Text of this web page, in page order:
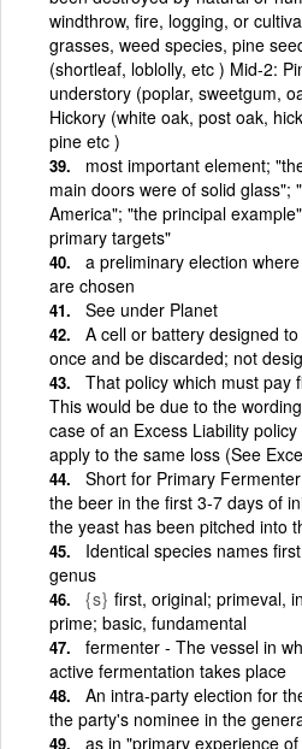
windthrow, fire, logging, or
grasses, weed species, pine
(shortleaf, loblolly, etc ) Mid-2:
understory (poplar, sweetgum,
Hickory (white oak, post oak,
pine etc )
most important element;
main doors were of solid glass";
America"; "the principal
primary targets"
a preliminary election
are chosen
See under Planet
A cell or battery designed
once and be discarded; not
That policy which must pay
This would be due to the
case of an Excess Liability
apply to the same loss (See
Short for Primary
the beer in the first 3-7 days of
the yeast has been pitched into
Identical species names
genus
{s} first, original; primeval,
prime; basic, fundamental
fermenter - The vessel in
active fermentation takes place
An intra-party election for
the party's nominee in the
as in "primary experience